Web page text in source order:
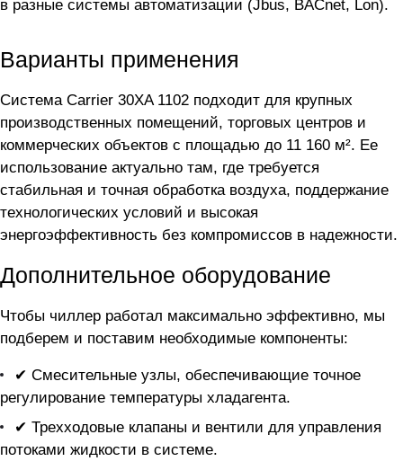
в разные системы автоматизации (Jbus, BACnet, Lon).
Варианты применения
Система Carrier 30XA 1102 подходит для крупных
производственных помещений, торговых центров и
коммерческих объектов с площадью до 11 160 м². Ее
использование актуально там, где требуется
стабильная и точная обработка воздуха, поддержание
технологических условий и высокая
энергоэффективность без компромиссов в надежности.
Дополнительное оборудование
Чтобы чиллер работал максимально эффективно, мы
подберем и поставим необходимые компоненты:
✔ Смесительные узлы, обеспечивающие точное
регулирование температуры хладагента.
✔ Трехходовые клапаны и вентили для управления
потоками жидкости в системе.